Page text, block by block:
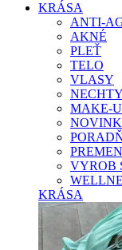
KRÁSA
ANTI-
AKNÉ
PLEŤ
TELO
VLASY
NECHTY
MAKE-
VYROB
KRÁSA